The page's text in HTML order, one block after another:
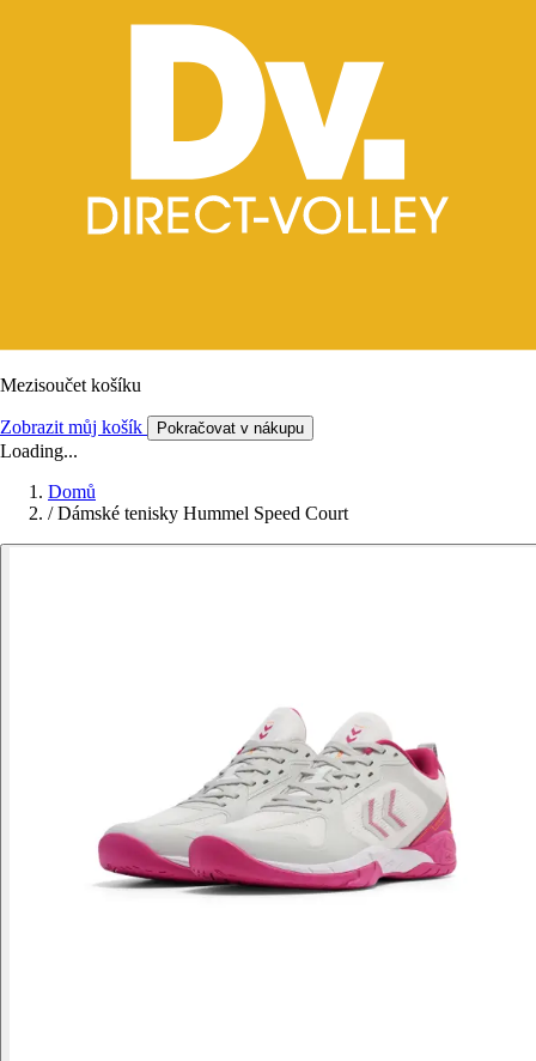
Mezisoučet košíku
Zobrazit můj košík Pokračovat v nákupu
Loading...
Domů
/ Dámské tenisky Hummel Speed Court